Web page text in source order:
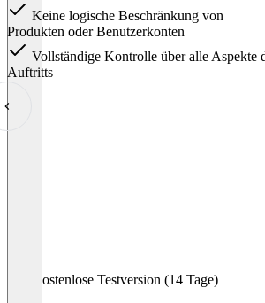
Keine logische Beschränkung von
Produkten oder Benutzerkonten
Vollständige Kontrolle über alle Aspekte
Auftritts
Kostenlose Testversion (14 Tage)